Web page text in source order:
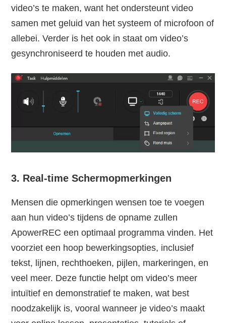
video’s te maken, want het ondersteunt video
samen met geluid van het systeem of microfoon of
allebei. Verder is het ook in staat om video’s
gesynchroniseerd te houden met audio.
3. Real-time Schermopmerkingen
Mensen die opmerkingen wensen toe te voegen
aan hun video’s tijdens de opname zullen
ApowerREC een optimaal programma vinden. Het
voorziet een hoop bewerkingsopties, inclusief
tekst, lijnen, rechthoeken, pijlen, markeringen, en
veel meer. Deze functie helpt om video’s meer
intuïtief en demonstratief te maken, wat best
noodzakelijk is, vooral wanneer je video’s maakt